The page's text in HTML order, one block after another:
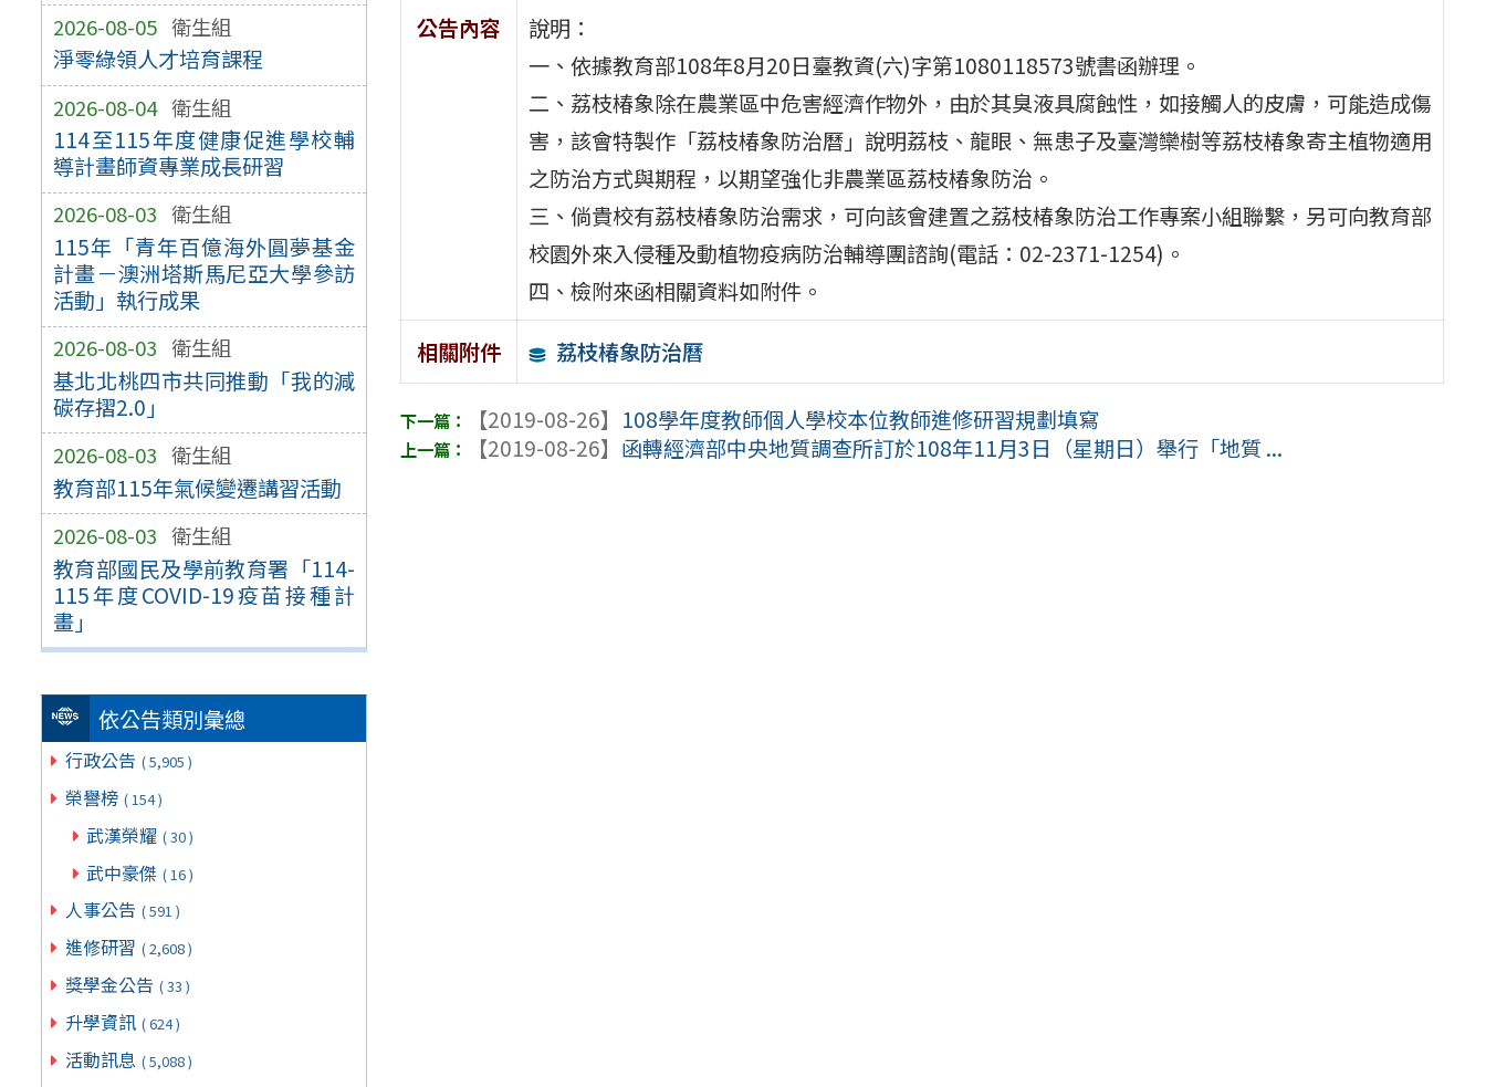
2026-08-05 衛生組
淨零綠領人才培育課程
2026-08-04 衛生組
114至115年度健康促進學校輔
導計畫師資專業成長研習
2026-08-03 衛生組
115年「青年百億海外圓夢基金
計畫－澳洲塔斯馬尼亞大學參訪
活動」執行成果
2026-08-03 衛生組
基北北桃四市共同推動「我的減
碳存摺2.0」
2026-08-03 衛生組
教育部115年氣候變遷講習活動
2026-08-03 衛生組
教育部國民及學前教育署「114-
115年度COVID-19疫苗接種計
畫」
依公告類別彙總
行政公告 ( 5,905 )
榮譽榜 ( 154 )
武漢榮耀 ( 30 )
武中豪傑 ( 16 )
人事公告 ( 591 )
進修研習 ( 2,608 )
獎學金公告 ( 33 )
升學資訊 ( 624 )
活動訊息 ( 5,088 )
公告內容
說明：
一、依據教育部108年8月20日臺教資(六)字第1080118573號書函辦理。
二、荔枝椿象除在農業區中危害經濟作物外，由於其臭液具腐蝕性，如接觸人的皮膚，可能造成傷
害，該會特製作「荔枝椿象防治曆」說明荔枝、龍眼、無患子及臺灣欒樹等荔枝椿象寄主植物適用
之防治方式與期程，以期望強化非農業區荔枝椿象防治。
三、倘貴校有荔枝椿象防治需求，可向該會建置之荔枝椿象防治工作專案小組聯繫，另可向教育部
校園外來入侵種及動植物疫病防治輔導團諮詢(電話：02-2371-1254)。
四、檢附來函相關資料如附件。
相關附件
荔枝椿象防治曆
【2019-08-26】 108學年度教師個人學校本位教師進修研習規劃填寫
【2019-08-26】 函轉經濟部中央地質調查所訂於108年11月3日（星期日）舉行「地質 ...